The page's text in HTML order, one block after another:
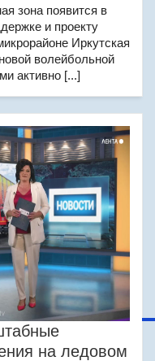
зона появится в
и проекту
Иркутская
волейбольной
активно [...]
на ледовом